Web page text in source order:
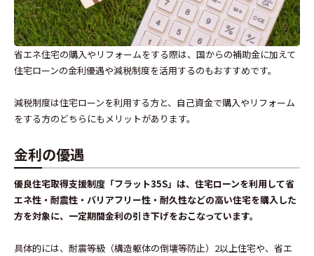
省エネ住宅の購入やリフォームをする際は、国からの補助金に加えて
住宅ローンの金利優遇や減税制度を活用するのもおすすめです。
減税制度は住宅ローンを利用する方と、自己資金で購入やリフォーム
をする方のどちらにもメリットがあります。
金利の優遇
優良住宅取得支援制度「フラット35S」は、住宅ローンを利用して省
エネ性・耐震性・バリアフリー性・耐久性などの高い住宅を購入した
方を対象に、一定期間金利の引き下げをおこなっています。
具体的には、耐震等級（構造躯体の倒壊等防止）2以上住宅や、省エ